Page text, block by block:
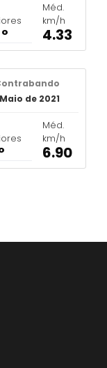
Méd.
km/h
4.33
de 2021
Méd.
km/h
6.90